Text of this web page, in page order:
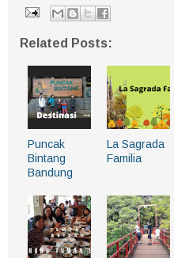
Related Posts:
Puncak
Bintang
Bandung
La Sagrada
Familia